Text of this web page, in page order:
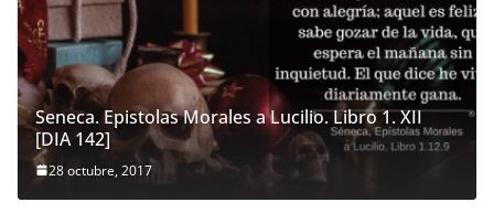
Seneca. Epistolas Morales a Lucilio. Libro 1. XII
[DIA 142]
28 octubre, 2017